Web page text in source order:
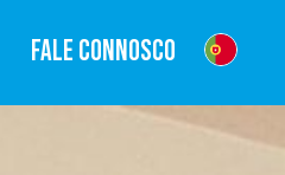
FALE CONNOSCO